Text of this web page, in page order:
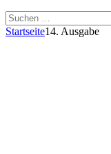
Suchen
nach:
Startseite14. Ausgabe